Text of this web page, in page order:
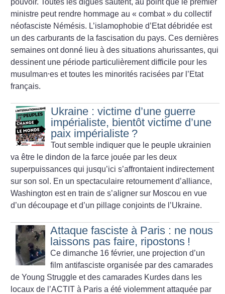
pouvoir. Toutes les digues sautent, au point que le premier
ministre peut rendre hommage au « combat » du collectif
néofasciste Némésis. L’islamophobie d’Etat débridée est
un des carburants de la fascisation du pays. Ces dernières
semaines ont donné lieu à des situations ahurissantes, qui
dessinent une période particulièrement difficile pour les
musulman⸱es et toutes les minorités racisées par l’Etat
français.
Ukraine : victime d’une guerre
impérialiste, bientôt victime d’une
paix impérialiste ?
Tout semble indiquer que le peuple ukrainien
va être le dindon de la farce jouée par les deux
superpuissances qui jusqu’ici s’affrontaient indirectement
sur son sol. En un spectaculaire retournement d’alliance,
Washington est en train de s’aligner sur Moscou en vue
d’un découpage et d’un pillage conjoints de l’Ukraine.
Attaque fasciste à Paris : ne nous
laissons pas faire, ripostons !
Ce dimanche 16 février, une projection d’un
film antifasciste organisée par des camarades
de Young Struggle et des camarades Kurdes dans les
locaux de l’ACTIT à Paris a été violemment attaquée par